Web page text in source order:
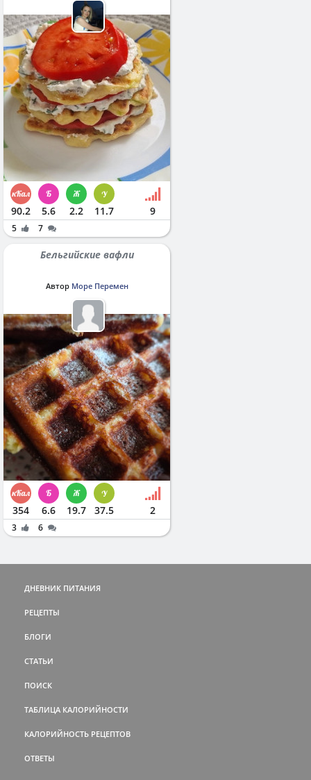
90.2 5.6 2.2 11.7 9
5 7
Бельгийские вафли
Автор Море Перемен
354 6.6 19.7 37.5 2
3 6
ДНЕВНИК ПИТАНИЯ
РЕЦЕПТЫ
БЛОГИ
СТАТЬИ
ПОИСК
ТАБЛИЦА КАЛОРИЙНОСТИ
КАЛОРИЙНОСТЬ РЕЦЕПТОВ
ОТВЕТЫ